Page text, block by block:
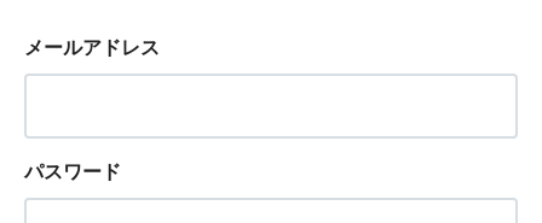
メールアドレス
パスワード